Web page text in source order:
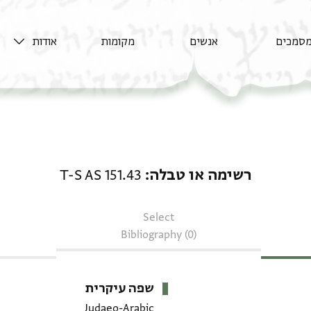
מסמכים אנשים מקומות אודות
רשימה או טבלה T-S AS 151.43
Select
Bibliography (0)
שפה עיקרית